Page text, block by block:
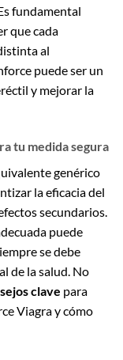
fundamental
que cada
al
puede ser un
y mejorar la
tu medida segura
genérico
la eficacia del
secundarios.
puede
se debe
de la salud. No
clave para
Viagra y cómo